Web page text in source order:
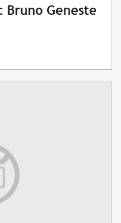
Bruno Geneste